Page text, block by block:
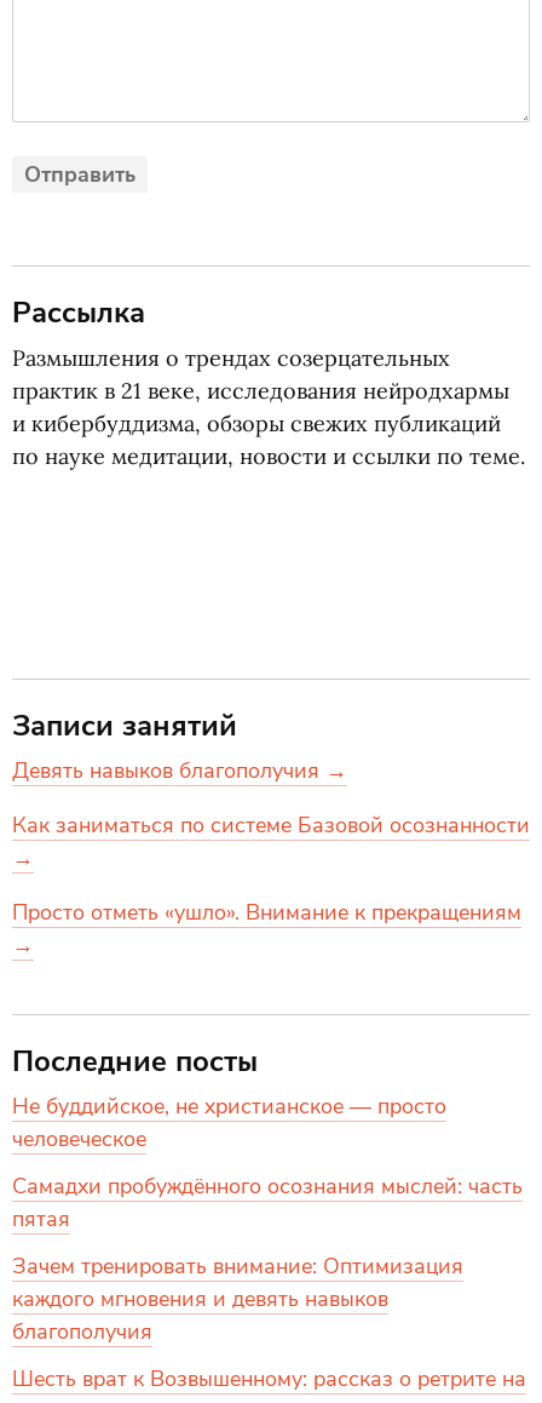
Рассылка
Размышления о трендах созерцательных
практик в 21 веке, исследования нейродхармы
и кибербуддизма, обзоры свежих публикаций
по науке медитации, новости и ссылки по теме.
Записи занятий
Девять навыков благополучия →
Как заниматься по системе Базовой осознанности
→
Просто отметь «ушло». Внимание к прекращениям
→
Последние посты
Не буддийское, не христианское — просто
человеческое
Самадхи пробуждённого осознания мыслей: часть
пятая
Зачем тренировать внимание: Оптимизация
каждого мгновения и девять навыков
благополучия
Шесть врат к Возвышенному: рассказ о ретрите на